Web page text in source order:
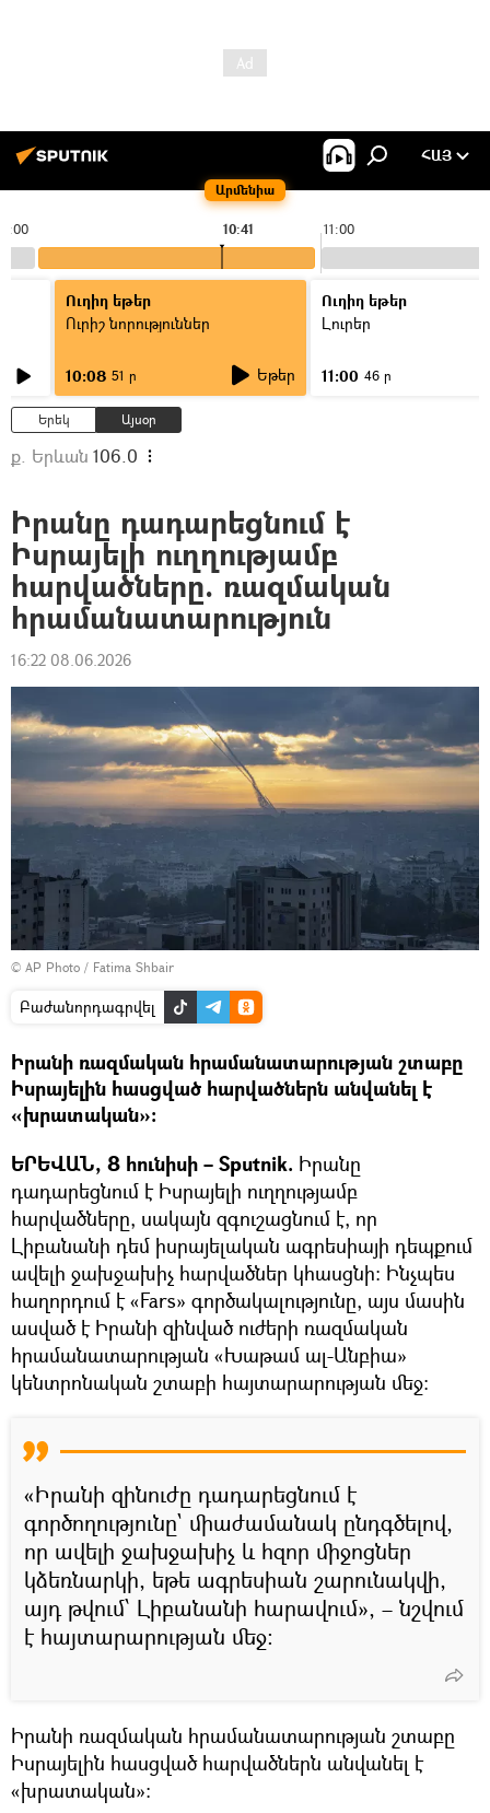
Արմենիա
ՀԱՅ
11:00
10:41
Ուղիղ եթեր
Ուրիշ նորություններ
10:08 51 ր Եթեր
Ուղիղ եթեր
Լուրեր
11:00 46 ր
Երեկ Այսօր
ք. Երևան 106.0
Իրանը դադարեցնում է
Իսրայելի ուղղությամբ
հարվածները. ռազմական
հրամանատարություն
16:22 08.06.2026
© AP Photo / Fatima Shbair
Բաժանորդագրվել
Իրանի ռազմական հրամանատարության շտաբը
Իսրայելին հասցված հարվածներն անվանել է
«խրատական»:
ԵՐԵՎԱՆ, 8 հունիսի – Sputnik. Իրանը
դադարեցնում է Իսրայելի ուղղությամբ
հարվածները, սակայն զգուշացնում է, որ
Լիբանանի դեմ իսրայելական ագրեսիայի դեպքում
ավելի ջախջախիչ հարվածներ կհասցնի: Ինչպես
հաղորդում է «Fars» գործակալությունը, այս մասին
ասված է Իրանի զինված ուժերի ռազմական
հրամանատարության «Խաթամ ալ-Անբիա»
կենտրոնական շտաբի հայտարարության մեջ։
«Իրանի զինուժը դադարեցնում է
գործողությունը` միաժամանակ ընդգծելով,
որ ավելի ջախջախիչ և հզոր միջոցներ
կձեռնարկի, եթե ագրեսիան շարունակվի,
այդ թվում՝ Լիբանանի հարավում», – նշվում
է հայտարարության մեջ:
Իրանի ռազմական հրամանատարության շտաբը
Իսրայելին հասցված հարվածներն անվանել է
«խրատական»: